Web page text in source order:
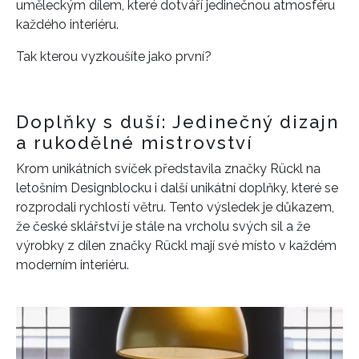
uměleckým dílem, které dotváří jedinečnou atmosféru
každého interiéru.
Tak kterou vyzkoušíte jako první?
Doplňky s duší: Jedinečný dizajn
a rukodělné mistrovství
Krom unikátních svíček představila značky Rückl na
letošním Designblocku i další unikátní doplňky, které se
rozprodali rychlostí větru. Tento výsledek je důkazem,
že české sklářství je stále na vrcholu svých sil a že
výrobky z dílen značky Rückl mají své místo v každém
moderním interiéru.